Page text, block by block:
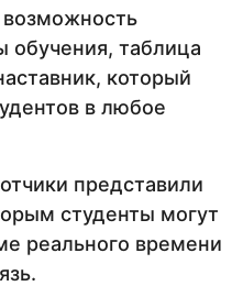
обучения, таблица
который
в любое
представили
студенты могут
реального времени